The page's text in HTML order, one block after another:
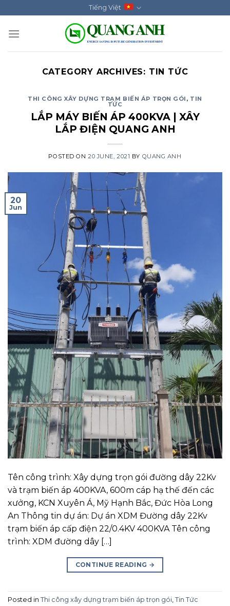
to
content
Tiếng Việt
CATEGORY ARCHIVES: TIN TỨC
THI CÔNG XÂY DỰNG TRẠM BIẾN ÁP TRỌN GÓI , TIN
TỨC
LẮP MÁY BIẾN ÁP 400KVA | XÂY
LẮP ĐIỆN QUANG ANH
POSTED ON20 JUNE, 2021 BY QUANG ANH
20
Jun
Tên công trình: Xây dựng trọn gói đường dây 22Kv
và trạm biến áp 400KVA, 600m cáp hạ thế đến các
xưởng, KCN Xuyên Á, Mỹ Hạnh Bắc, Đức Hòa Long
An Thông tin dự án: Dự án XDM Đường dây 22Kv
trạm biến áp cấp điện 22/0.4KV 400KVA Tên công
trình: XDM đường dây […]
CONTINUE READING →
Posted in Thi công xây dựng trạm biến áp trọn gói, Tin Tức